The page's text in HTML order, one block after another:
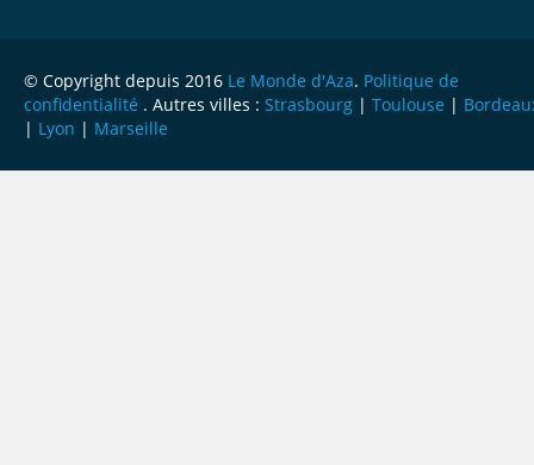
© Copyright depuis 2016 Le Monde d'Aza. Politique de
confidentialité . Autres villes : Strasbourg | Toulouse |
| Lyon | Marseille